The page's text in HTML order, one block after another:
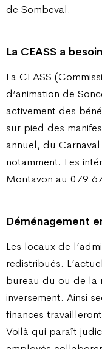
de Sombeval.
La CEASS a
La CEASS
d’animation de
activement des
sur pied des
annuel, du
notamment. Les
Montavon au 079
Déménagement
Les locaux de
redistribués.
bureau du ou de la
inversement. Ainsi
finances
Voilà qui paraît